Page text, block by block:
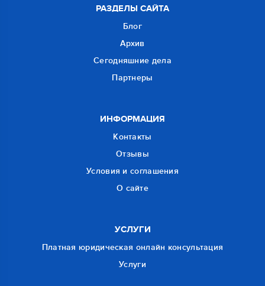
РАЗДЕЛЫ САЙТА
Блог
Архив
Сегодняшние дела
Партнеры
ИНФОРМАЦИЯ
Контакты
Отзывы
Условия и соглашения
О сайте
УСЛУГИ
Платная юридическая онлайн консультация
Услуги